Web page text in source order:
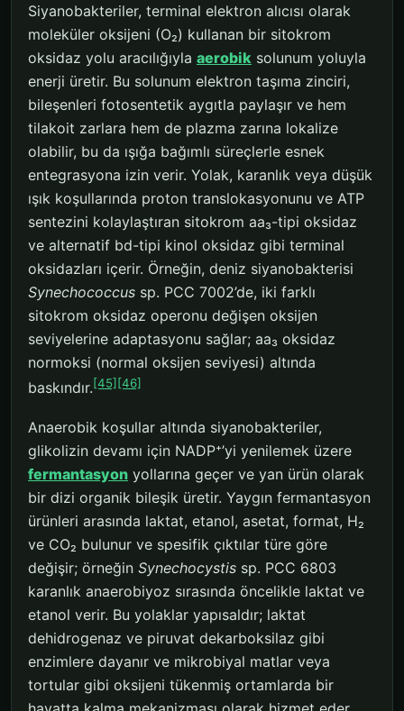
Siyanobakteriler, terminal elektron alıcısı olarak
moleküler oksijeni (O₂) kullanan bir sitokrom
oksidaz yolu aracılığıyla aerobik solunum yoluyla
enerji üretir. Bu solunum elektron taşıma zinciri,
bileşenleri fotosentetik aygıtla paylaşır ve hem
tilakoit zarlara hem de plazma zarına lokalize
olabilir, bu da ışığa bağımlı süreçlerle esnek
entegrasyona izin verir. Yolak, karanlık veya düşük
ışık koşullarında proton translokasyonunu ve ATP
sentezini kolaylaştıran sitokrom aa₃-tipi oksidaz
ve alternatif bd-tipi kinol oksidaz gibi terminal
oksidazları içerir. Örneğin, deniz siyanobakterisi
Synechococcus sp. PCC 7002’de, iki farklı
sitokrom oksidaz operonu değişen oksijen
seviyelerine adaptasyonu sağlar; aa₃ oksidaz
normoksi (normal oksijen seviyesi) altında
baskındır.[45] [46]
Anaerobik koşullar altında siyanobakteriler,
glikolizin devamı için NADP⁺’yi yenilemek üzere
fermantasyon yollarına geçer ve yan ürün olarak
bir dizi organik bileşik üretir. Yaygın fermantasyon
ürünleri arasında laktat, etanol, asetat, format, H₂
ve CO₂ bulunur ve spesifik çıktılar türe göre
değişir; örneğin Synechocystis sp. PCC 6803
karanlık anaerobiyoz sırasında öncelikle laktat ve
etanol verir. Bu yolaklar yapısaldır; laktat
dehidrogenaz ve piruvat dekarboksilaz gibi
enzimlere dayanır ve mikrobiyal matlar veya
tortular gibi oksijeni tükenmiş ortamlarda bir